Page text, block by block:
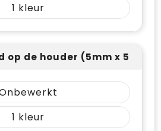
1
op de houder (5mm x 50mm)
1